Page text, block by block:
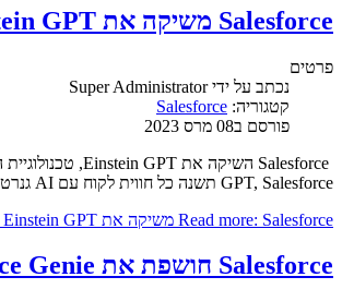
Salesforce משיקה את Einstein GPT ; מתממשקת לChatGPT
פרטים
נכתב על ידיSuper Administrator
קטגוריה: Salesforce
פורסם ב08 מרס 2023
GPT, Salesforce תשנה כל חווית לקוח עם AI גנרטיבי.
Read more: Salesforce משיקה את Einstein GPT ; מתממשקת לChatGPT
Salesforce חושפת את Salesforce Genie, פלטפורמת נתונים בזמן אמת!